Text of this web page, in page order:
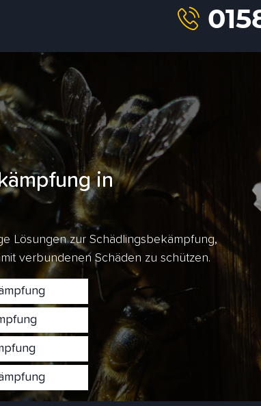
in
Lösungen zur Schädlingsbekämpfung,
verbundenen Schäden zu schützen.